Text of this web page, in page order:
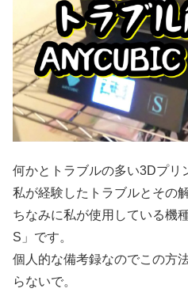
何かとトラブルの多い3Dプリ
私が経験したトラブルとその
ちなみに私が使用している機
S」です。
個人的な備考録なのでこの方
らないで。